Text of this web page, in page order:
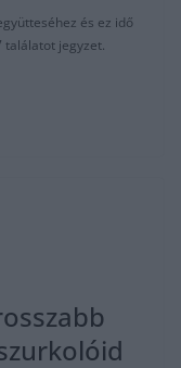
és ez idő
találatot jegyzet.